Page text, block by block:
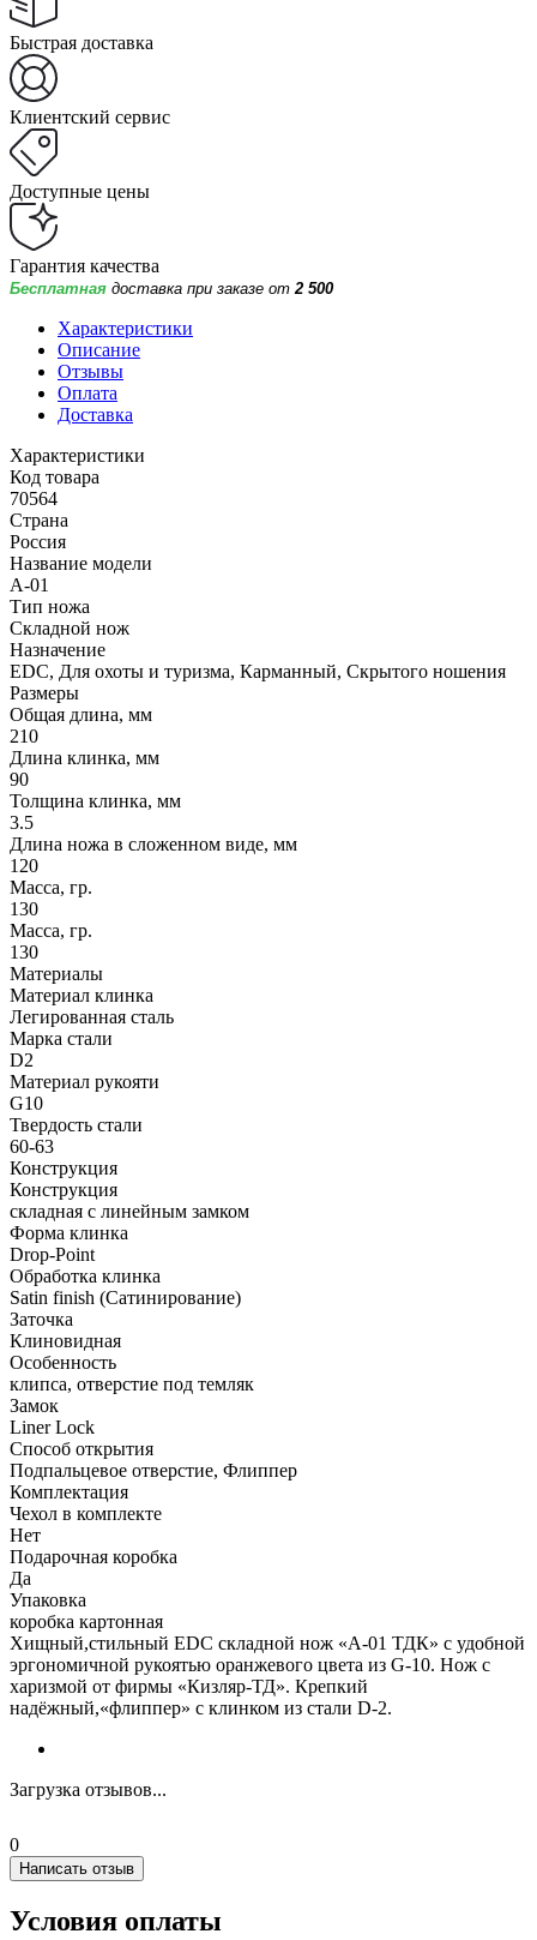
Быстрая доставка
Клиентский сервис
Доступные цены
Гарантия качества
Бесплатная доставка при заказе от 2 500
Характеристики
Описание
Отзывы
Оплата
Доставка
Характеристики
Код товара
70564
Страна
Россия
Название модели
А-01
Тип ножа
Складной нож
Назначение
EDC, Для охоты и туризма, Карманный, Скрытого ношения
Размеры
Общая длина, мм
210
Длина клинка, мм
90
Толщина клинка, мм
3.5
Длина ножа в сложенном виде, мм
120
Масса, гр.
130
Масса, гр.
130
Материалы
Материал клинка
Легированная сталь
Марка стали
D2
Материал рукояти
G10
Твердость стали
60-63
Конструкция
Конструкция
складная с линейным замком
Форма клинка
Drop-Point
Обработка клинка
Satin finish (Сатинирование)
Заточка
Клиновидная
Особенность
клипса, отверстие под темляк
Замок
Liner Lock
Способ открытия
Подпальцевое отверстие, Флиппер
Комплектация
Чехол в комплекте
Нет
Подарочная коробка
Да
Упаковка
коробка картонная
Хищный,стильный EDC складной нож «А-01 ТДК» с удобной
эргономичной рукоятью оранжевого цвета из G-10. Нож с
харизмой от фирмы «Кизляр-ТД». Крепкий
надёжный,«флиппер» с клинком из стали D-2.
Загрузка отзывов...
0
Написать отзыв
Условия оплаты